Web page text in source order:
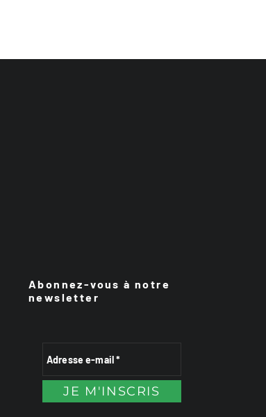
Abonnez-vous à notre
newsletter